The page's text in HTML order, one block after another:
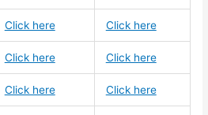
Click here Click here
Click here Click here
Click here Click here